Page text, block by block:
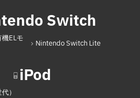
チ（第4世代）Switch
ELモ
Nintendo Switch Lite
iPod
）